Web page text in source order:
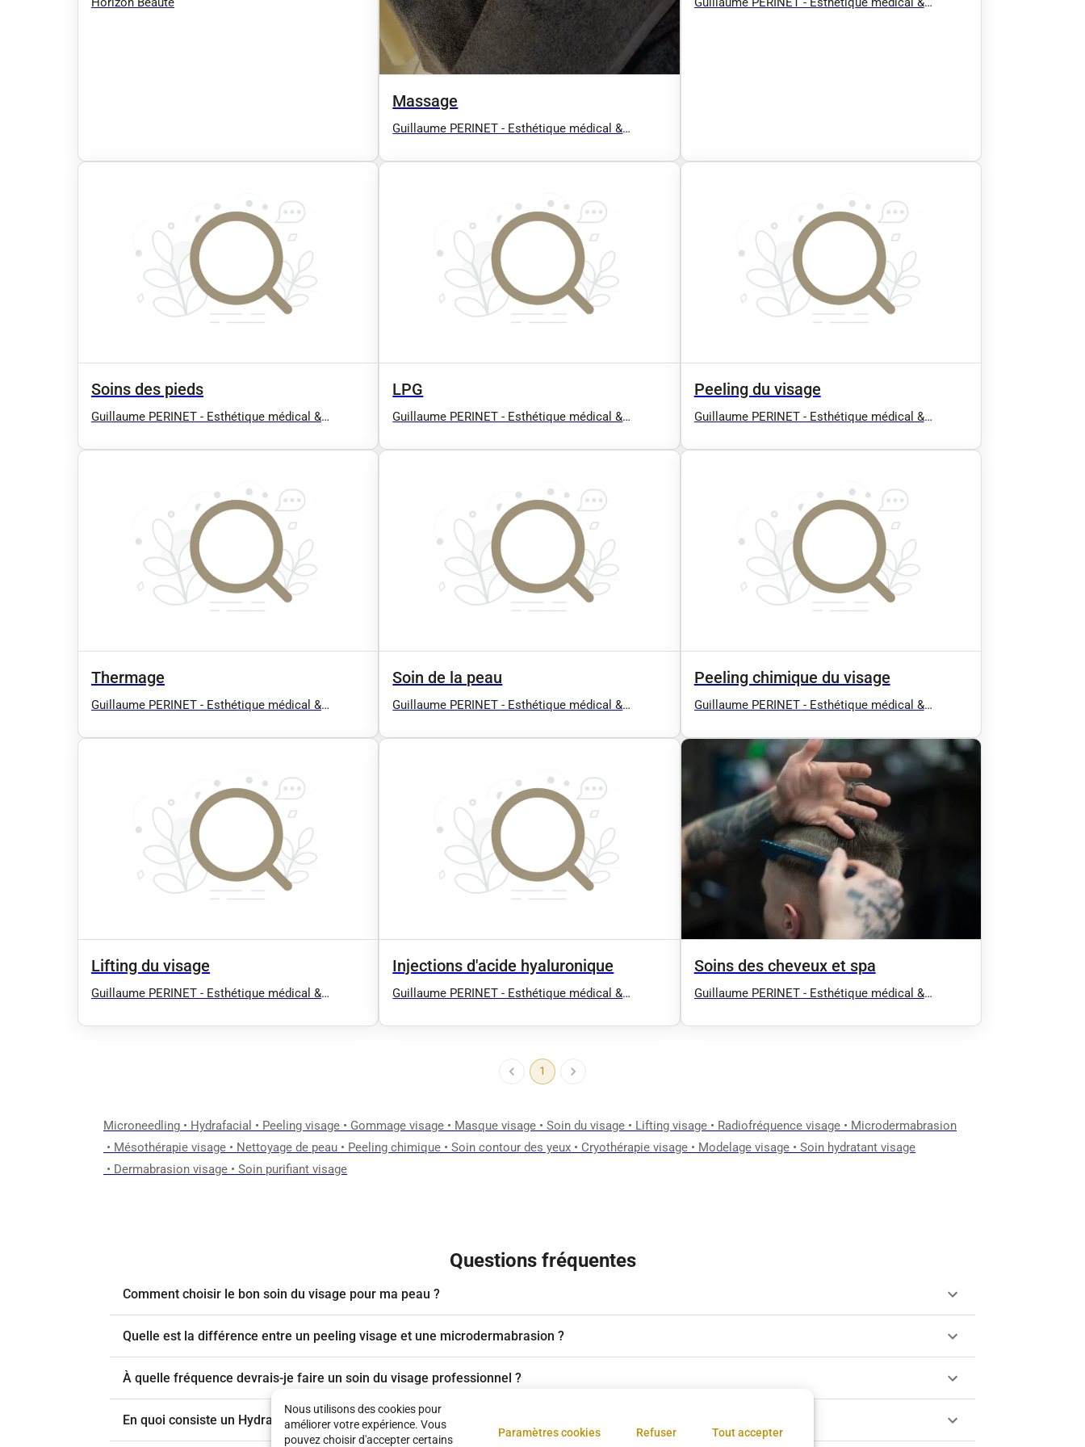
Massage
Guillaume PERINET - Esthétique médical &
Drainage lymphatique manuel (Confort,
Liposuccion/Abdominoplastie...), EMS BodySculpt
(type EMSCULPT), Massage / Antony 92 91 94
Soins des pieds
Guillaume PERINET - Esthétique médical &
Drainage lymphatique manuel (Confort,
Liposuccion/Abdominoplastie...), EMS BodySculpt
(type EMSCULPT), Massage / Antony 92 91 94
LPG
Guillaume PERINET - Esthétique médical &
Drainage lymphatique manuel (Confort,
Liposuccion/Abdominoplastie...), EMS BodySculpt
(type EMSCULPT), Massage / Antony 92 91 94
Peeling du visage
Guillaume PERINET - Esthétique médical &
Drainage lymphatique manuel (Confort,
Liposuccion/Abdominoplastie...), EMS BodySculpt
(type EMSCULPT), Massage / Antony 92 91 94
Thermage
Guillaume PERINET - Esthétique médical &
Drainage lymphatique manuel (Confort,
Liposuccion/Abdominoplastie...), EMS BodySculpt
(type EMSCULPT), Massage / Antony 92 91 94
Soin de la peau
Guillaume PERINET - Esthétique médical &
Drainage lymphatique manuel (Confort,
Liposuccion/Abdominoplastie...), EMS BodySculpt
(type EMSCULPT), Massage / Antony 92 91 94
Peeling chimique du visage
Guillaume PERINET - Esthétique médical &
Drainage lymphatique manuel (Confort,
Esthétique, Post opératoire :
Liposuccion/Abdominoplastie...), EMS BodySculpt
(type EMSCULPT), Massage / Antony 92 91 94
Lifting du visage
Guillaume PERINET - Esthétique médical &
Drainage lymphatique manuel (Confort,
Injections d'acide hyaluronique
Guillaume PERINET - Esthétique médical &
Drainage lymphatique manuel (Confort,
Liposuccion/Abdominoplastie...), EMS BodySculpt
(type EMSCULPT), Massage / Antony 92 91 94
Soins des cheveux et spa
Guillaume PERINET - Esthétique médical &
Drainage lymphatique manuel (Confort,
1
Microneedling • Hydrafacial • Peeling visage • Gommage visage • Masque visage • Soin du visage • Lifting visage • Radiofréquence visage • Microdermabrasion
• Mésothérapie visage • Nettoyage de peau • Peeling chimique • Soin contour des yeux • Cryothérapie visage • Modelage visage • Soin hydratant visage
• Dermabrasion visage • Soin purifiant visage
Questions fréquentes
Comment choisir le bon soin du visage pour ma peau ?
Quelle est la différence entre un peeling visage et une microdermabrasion ?
À quelle fréquence devrais-je faire un soin du visage professionnel ?
En quoi consiste un Hydrafacial ?
Nous utilisons des cookies pour
améliorer votre expérience. Vous
pouvez choisir d'accepter certains
Paramètres cookies Refuser Tout accepter